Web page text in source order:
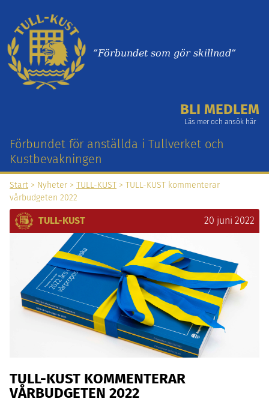
”Förbundet som gör skillnad”
BLI MEDLEM
Läs mer och ansök här
Förbundet för anställda i Tullverket och
Kustbevakningen
Start > Nyheter > TULL-KUST > TULL-KUST kommenterar
vårbudgeten 2022
TULL-KUST 20 juni 2022
TULL-KUST KOMMENTERAR
VÅRBUDGETEN 2022